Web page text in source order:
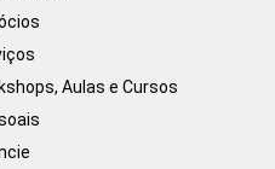
Aulas e Cursos